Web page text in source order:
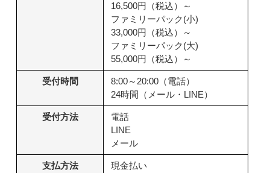
16,500円（税込）～
ファミリーパック(小)
33,000円（税込）～
ファミリーパック(大)
55,000円（税込）～
受付時間
8:00～20:00（電話）
24時間（メール・LINE）
受付方法
電話
LINE
メール
支払方法
現金払い